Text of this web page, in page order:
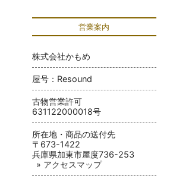
営業案内
株式会社かもめ
屋号：Resound
古物営業許可
631122000018号
所在地・商品の送付先
〒673-1422
兵庫県加東市屋度736-253
» アクセスマップ